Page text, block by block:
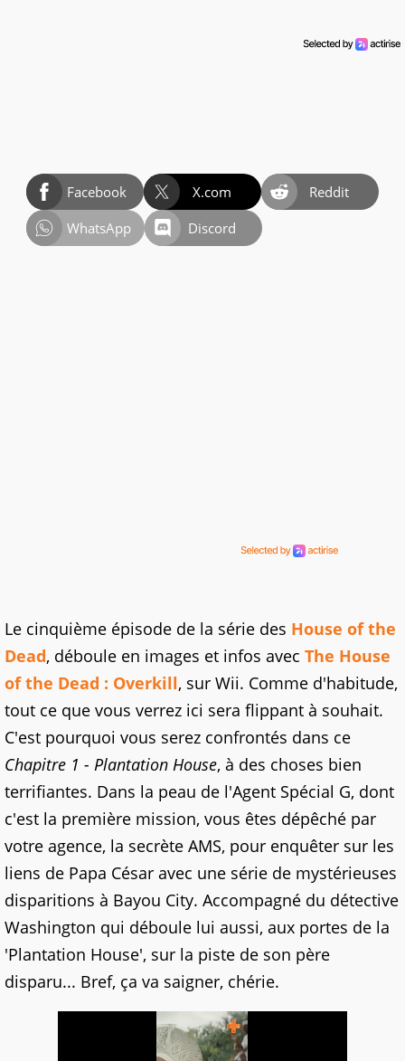
Facebook X.com
Reddit
WhatsApp
Discord
Le cinquième épisode de la série des House of the
Dead, déboule en images et infos avec The House
of the Dead : Overkill, sur Wii. Comme d'habitude,
tout ce que vous verrez ici sera flippant à souhait.
C'est pourquoi vous serez confrontés dans ce
Chapitre 1 - Plantation House, à des choses bien
terrifiantes. Dans la peau de l'Agent Spécial G, dont
c'est la première mission, vous êtes dépêché par
votre agence, la secrète AMS, pour enquêter sur les
liens de Papa César avec une série de mystérieuses
disparitions à Bayou City. Accompagné du détective
Washington qui déboule lui aussi, aux portes de la
'Plantation House', sur la piste de son père
disparu... Bref, ça va saigner, chérie.